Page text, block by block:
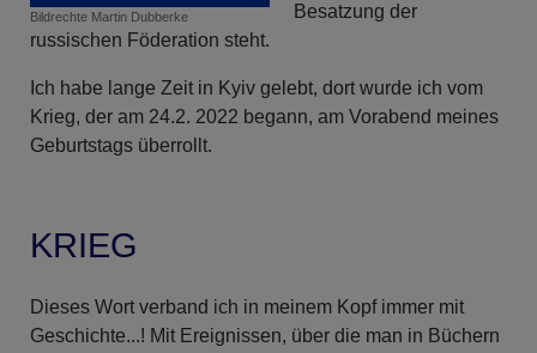
Bildrechte Martin Dubberke
Besatzung der
russischen Föderation steht.
Ich habe lange Zeit in Kyiv gelebt, dort wurde ich vom
Krieg, der am 24.2. 2022 begann, am Vorabend meines
Geburtstags überrollt.
KRIEG
Dieses Wort verband ich in meinem Kopf immer mit
Geschichte...! Mit Ereignissen, über die man in Büchern